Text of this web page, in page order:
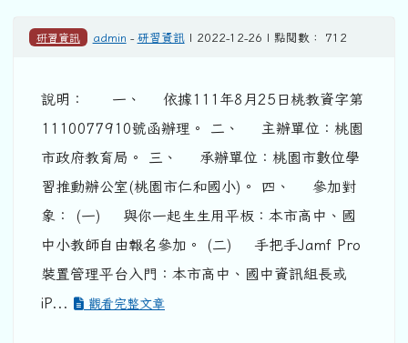
研習資訊 admin - 研習資訊| 2022-12-26 | 點閱數： 712
說明： 一、 依據111年8月25日桃教資字第
1110077910號函辦理。 二、 主辦單位：桃園
市政府教育局。 三、 承辦單位：桃園市數位學
習推動辦公室(桃園市仁和國小)。 四、 參加對
象： (一) 與你一起生生用平板：本市高中、國
中小教師自由報名參加。 (二) 手把手Jamf Pro
裝置管理平台入門：本市高中、國中資訊組長或
iP...
觀看完整文章